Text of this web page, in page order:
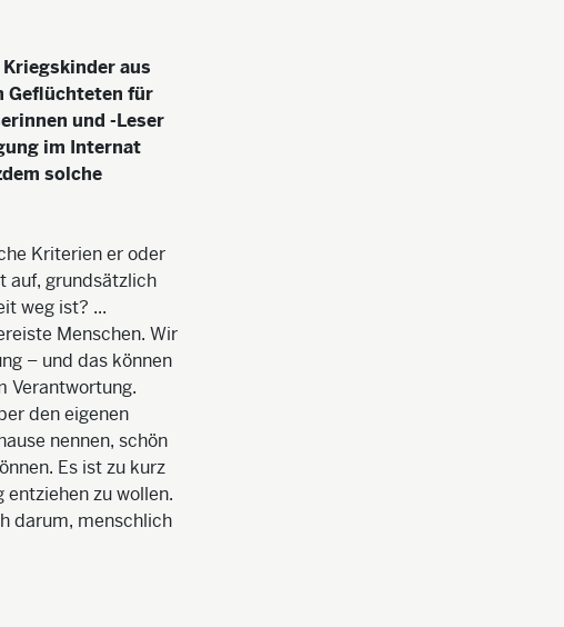
aus
Geflüchteten für
und -Leser
im Internat
solche
Kriterien er oder
auf, grundsätzlich
weg ist? ...
Menschen. Wir
– und das können
Verantwortung.
den eigenen
nennen, schön
Es ist zu kurz
zu wollen.
darum, menschlich